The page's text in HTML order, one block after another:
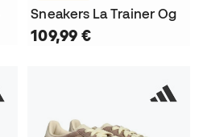
Sneakers La Trainer Og
109,99 €